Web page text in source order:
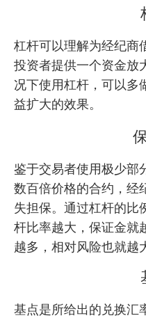
杠杆可以理解为经纪商
投资者提供一个资金放
况下使用杠杆，可以多
益扩大的效果。
鉴于交易者使用极少部
数百倍价格的合约，经
失担保。通过杠杆的比
杆比率越大，保证金就
越多，相对风险也就越
基点是所给出的兑换汇